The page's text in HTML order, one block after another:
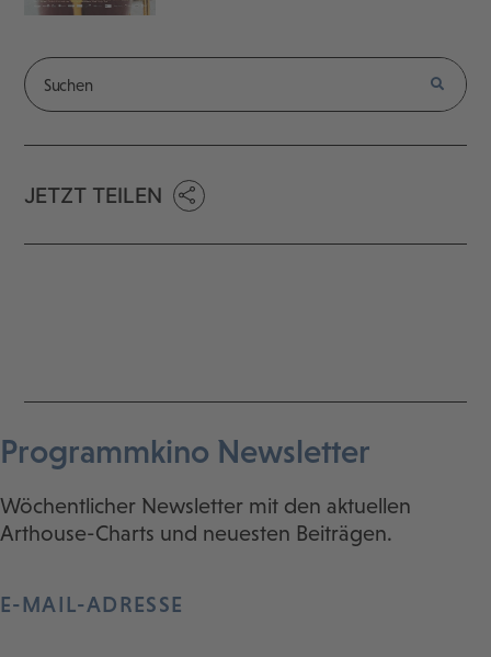
JETZT TEILEN
Programmkino Newsletter
Wöchentlicher Newsletter mit den aktuellen
Arthouse-Charts und neuesten Beiträgen.
E-MAIL-ADRESSE